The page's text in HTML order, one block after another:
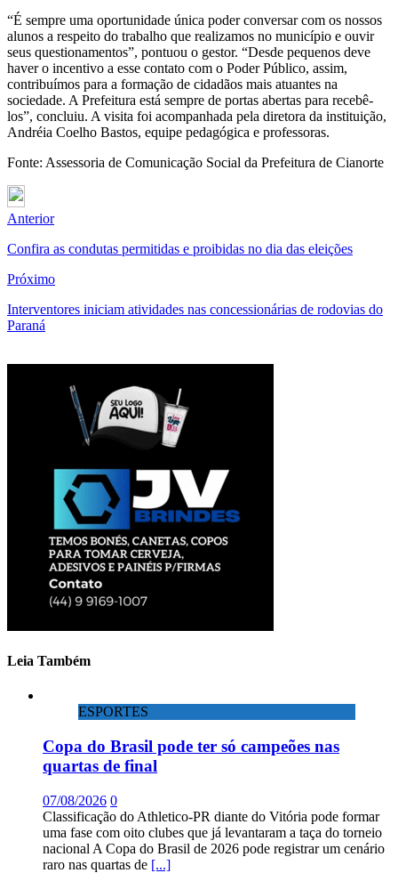
“É sempre uma oportunidade única poder conversar com os nossos
alunos a respeito do trabalho que realizamos no município e ouvir
seus questionamentos”, pontuou o gestor. “Desde pequenos deve
haver o incentivo a esse contato com o Poder Público, assim,
contribuímos para a formação de cidadãos mais atuantes na
sociedade. A Prefeitura está sempre de portas abertas para recebê-
los”, concluiu. A visita foi acompanhada pela diretora da instituição,
Andréia Coelho Bastos, equipe pedagógica e professoras.
Fonte: Assessoria de Comunicação Social da Prefeitura de Cianorte
Anterior
Confira as condutas permitidas e proibidas no dia das eleições
Próximo
Interventores iniciam atividades nas concessionárias de rodovias do
Paraná
Leia Também
ESPORTES
Copa do Brasil pode ter só campeões nas
quartas de final
07/08/2026 0
Classificação do Athletico-PR diante do Vitória pode formar
uma fase com oito clubes que já levantaram a taça do torneio
nacional A Copa do Brasil de 2026 pode registrar um cenário
raro nas quartas de [...]